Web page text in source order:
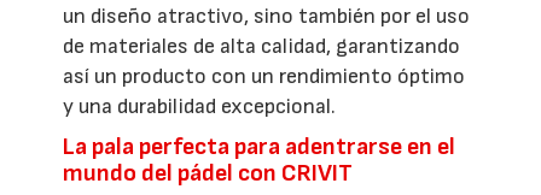
un diseño atractivo, sino también por el uso
de materiales de alta calidad, garantizando
así un producto con un rendimiento óptimo
y una durabilidad excepcional.
La pala perfecta para adentrarse en el
mundo del pádel con CRIVIT